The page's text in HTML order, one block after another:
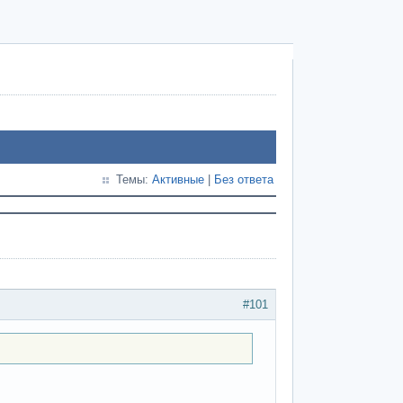
Темы: Активные Без ответа
#101